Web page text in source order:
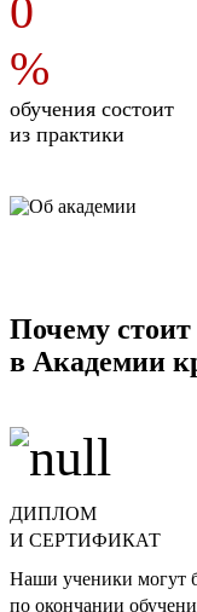
0
%
обучения состоит
из практики
Почему стоит
в Академии
ДИПЛОМ
И СЕРТИФИКАТ
Наши ученики могут
по окончании